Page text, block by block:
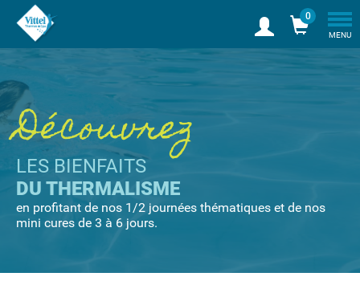
0
MENU
Découvrez
LES BIENFAITS
DU THERMALISME
en profitant de nos 1/2 journées thématiques et de nos
mini cures de 3 à 6 jours.